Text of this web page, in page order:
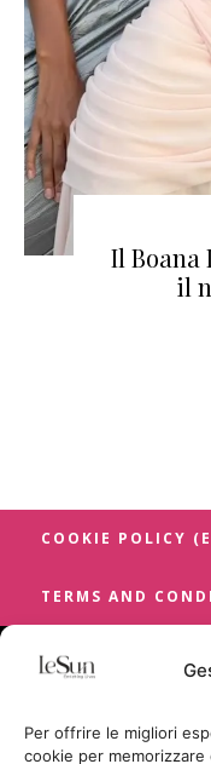
Per offrire le migliori
cookie per
Il Boana
il
COOKIE POLICY
TERMS AND